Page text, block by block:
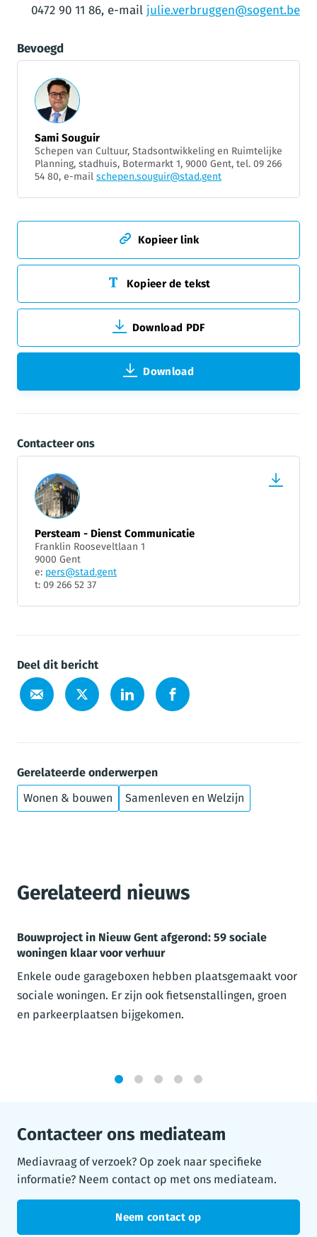
0472 90 11 86, e-mail julie.verbruggen@sogent.be
Bevoegd
Sami Souguir
Schepen van Cultuur, Stadsontwikkeling en Ruimtelijke
Planning, stadhuis, Botermarkt 1, 9000 Gent, tel. 09 266
54 80, e-mail schepen.souguir@stad.gent
Kopieer link
Kopieer de tekst
Download PDF
Download
Contacteer ons
Persteam - Dienst Communicatie
Franklin Rooseveltlaan 1
9000 Gent
e: pers@stad.gent
t: 09 266 52 37
Deel dit bericht
Gerelateerde onderwerpen
Wonen & bouwen
Samenleven en Welzijn
Gerelateerd nieuws
Bouwproject in Nieuw Gent afgerond: 59 sociale
woningen klaar voor verhuur
Enkele oude garageboxen hebben plaatsgemaakt voor
sociale woningen. Er zijn ook fietsenstallingen, groen
en parkeerplaatsen bijgekomen.
Contacteer ons mediateam
Mediavraag of verzoek? Op zoek naar specifieke
informatie? Neem contact op met ons mediateam.
Neem contact op